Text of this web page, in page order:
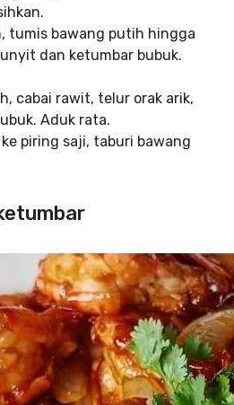
tumis bawang putih hingga
dan ketumbar bubuk.
cabai rawit, telur orak arik,
Aduk rata.
piring saji, taburi bawang